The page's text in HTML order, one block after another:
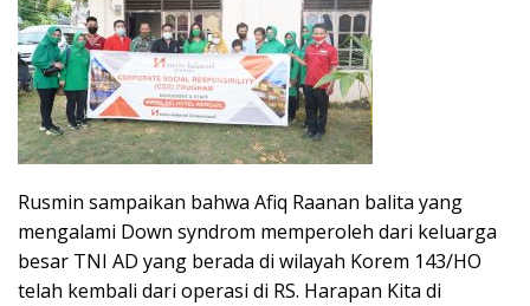
Rusmin sampaikan bahwa Afiq Raanan balita yang
mengalami Down syndrom memperoleh dari keluarga
besar TNI AD yang berada di wilayah Korem 143/HO
telah kembali dari operasi di RS. Harapan Kita di